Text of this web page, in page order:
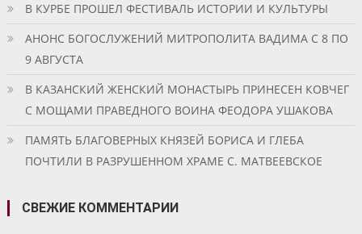
В КУРБЕ ПРОШЕЛ ФЕСТИВАЛЬ ИСТОРИИ И КУЛЬТУРЫ
АНОНС БОГОСЛУЖЕНИЙ МИТРОПОЛИТА ВАДИМА С 8 ПО
9 АВГУСТА
В КАЗАНСКИЙ ЖЕНСКИЙ МОНАСТЫРЬ ПРИНЕСЕН КОВЧЕГ
С МОЩАМИ ПРАВЕДНОГО ВОИНА ФЕОДОРА УШАКОВА
ПАМЯТЬ БЛАГОВЕРНЫХ КНЯЗЕЙ БОРИСА И ГЛЕБА
ПОЧТИЛИ В РАЗРУШЕННОМ ХРАМЕ С. МАТВЕЕВСКОЕ
СВЕЖИЕ КОММЕНТАРИИ